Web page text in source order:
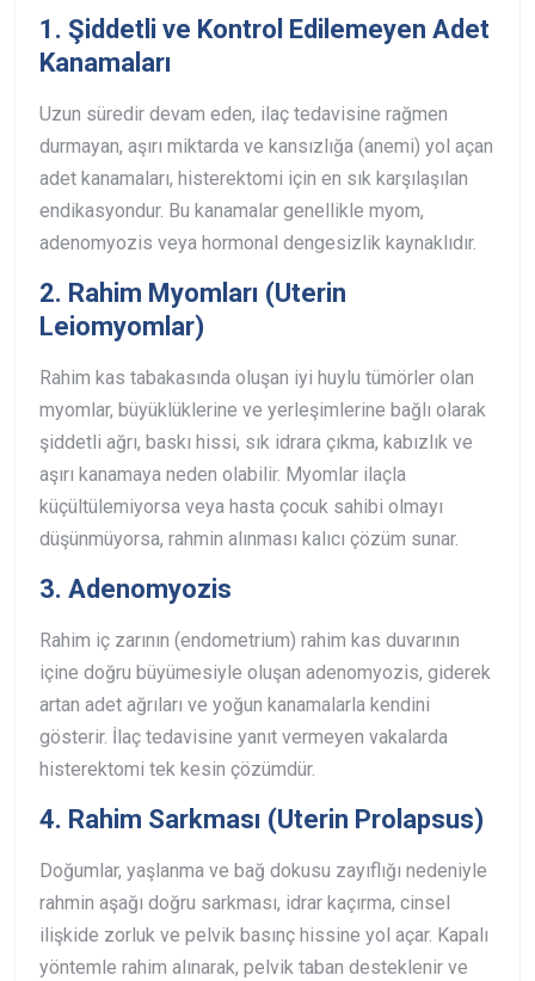
1. Şiddetli ve Kontrol Edilemeyen Adet
Kanamaları
Uzun süredir devam eden, ilaç tedavisine rağmen
durmayan, aşırı miktarda ve kansızlığa (anemi) yol açan
adet kanamaları, histerektomi için en sık karşılaşılan
endikasyondur. Bu kanamalar genellikle myom,
adenomyozis veya hormonal dengesizlik kaynaklıdır.
2. Rahim Myomları (Uterin
Leiomyomlar)
Rahim kas tabakasında oluşan iyi huylu tümörler olan
myomlar, büyüklüklerine ve yerleşimlerine bağlı olarak
şiddetli ağrı, baskı hissi, sık idrara çıkma, kabızlık ve
aşırı kanamaya neden olabilir. Myomlar ilaçla
küçültülemiyorsa veya hasta çocuk sahibi olmayı
düşünmüyorsa, rahmin alınması kalıcı çözüm sunar.
3. Adenomyozis
Rahim iç zarının (endometrium) rahim kas duvarının
içine doğru büyümesiyle oluşan adenomyozis, giderek
artan adet ağrıları ve yoğun kanamalarla kendini
gösterir. İlaç tedavisine yanıt vermeyen vakalarda
histerektomi tek kesin çözümdür.
4. Rahim Sarkması (Uterin Prolapsus)
Doğumlar, yaşlanma ve bağ dokusu zayıflığı nedeniyle
rahmin aşağı doğru sarkması, idrar kaçırma, cinsel
ilişkide zorluk ve pelvik basınç hissine yol açar. Kapalı
yöntemle rahim alınarak, pelvik taban desteklenir ve